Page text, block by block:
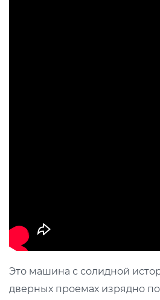
Это машина с солидной
дверных проемах изрядно